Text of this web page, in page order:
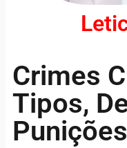
Crimes
Tipos,
Punições